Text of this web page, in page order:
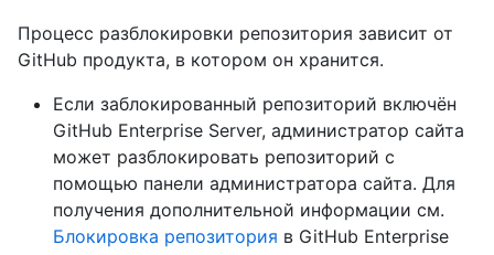
Процесс разблокировки репозитория зависит от
GitHub продукта, в котором он хранится.
Если заблокированный репозиторий включён
GitHub Enterprise Server, администратор сайта
может разблокировать репозиторий с
помощью панели администратора сайта. Для
получения дополнительной информации см.
Блокировка репозитория в GitHub Enterprise